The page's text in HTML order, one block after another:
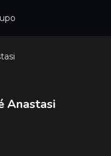
Anastasi